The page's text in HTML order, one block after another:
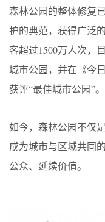
森林公园的整体修复
护的典范，获得广泛
客超过1500万人次，
城市公园，并在《今
获评“最佳城市公园”。
如今，森林公园不仅
成为城市与区域共同
公众、延续价值。